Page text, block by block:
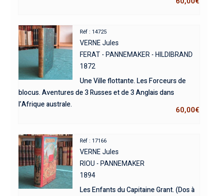
Réf : 14725
VERNE Jules
FERAT - PANNEMAKER - HILDIBRAND
1872
Une Ville flottante. Les Forceurs de
blocus. Aventures de 3 Russes et de 3 Anglais dans
l’Afrique australe.
60,00€
Réf : 17166
VERNE Jules
RIOU - PANNEMAKER
1894
Les Enfants du Capitaine Grant. (Dos à